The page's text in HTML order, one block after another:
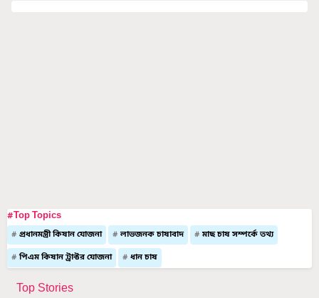
#Top Topics
প্রধানমন্ত্রী কিষান যোজনা লাভজনক চাষাবাদ মাছ চাষ সম্পর্কে তথ্য
পিএম কিষান ট্রাক্টর যোজনা ধান চাষ
Top Stories